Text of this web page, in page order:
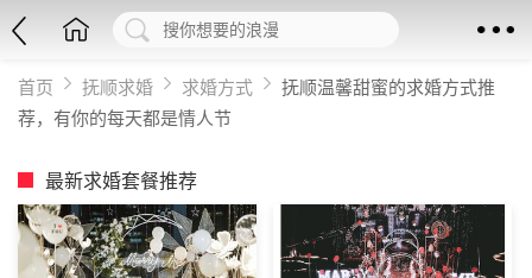
首页 抚顺求婚 求婚方式
抚顺温馨甜蜜的求婚方式推
荐，有你的每天都是情人节
最新求婚套餐推荐